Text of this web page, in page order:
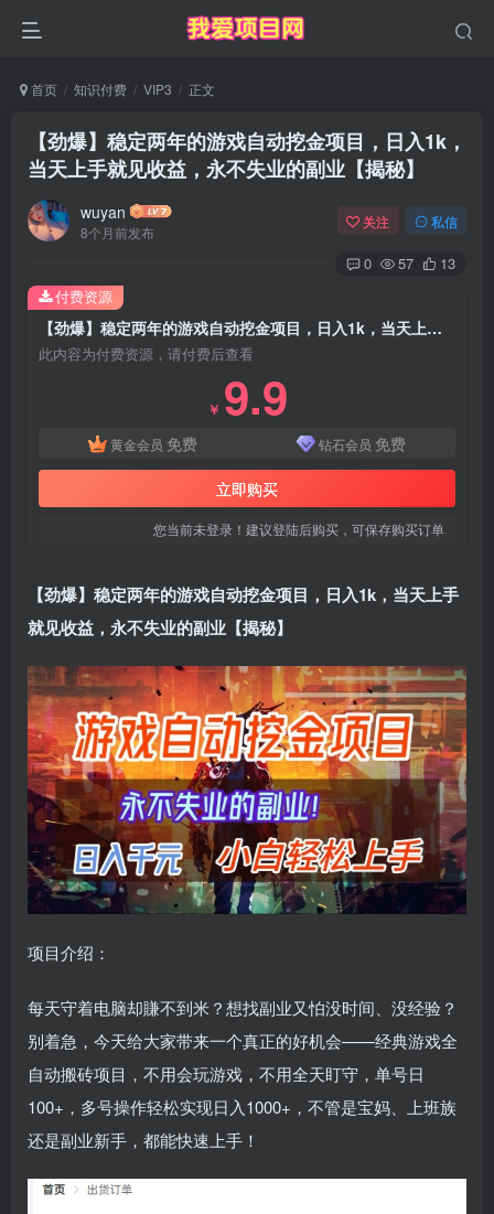
首页 知识付费 VIP3 正文
【劲爆】稳定两年的游戏自动挖金项目，日入1k，
当天上手就见收益，永不失业的副业【揭秘】
wuyan
8个月前发布
关注 私信
0 57 13
【劲爆】稳定两年的游戏自动挖金项目，日入1k，当天上手就见收益，永不失业的副业【揭秘】
此内容为付费资源，请付费后查看
￥ 9.9
黄金会员 免费 钻石会员 免费
立即购买
您当前未登录！建议登陆后购买，可保存购买订单
付费资源
【劲爆】稳定两年的游戏自动挖金项目，日入1k，当天上手
就见收益，永不失业的副业【揭秘】
项目介绍：
每天守着电脑却賺不到米？想找副业又怕没时间、没经验？
别着急，今天给大家带来一个真正的好机会——经典游戏全
自动搬砖项目，不用会玩游戏，不用全天盯守，单号日
100+，多号操作轻松实现日入1000+，不管是宝妈、上班族
还是副业新手，都能快速上手！